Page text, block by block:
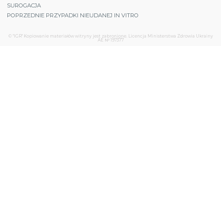
SUROGACJA
POPRZEDNIE PRZYPADKI NIEUDANEJ IN VITRO
© "IGR" Kopiowanie materiałów witryny jest zabronione. Licencja Ministerstwa Zdrowia Ukrainy
АЕ № 197377